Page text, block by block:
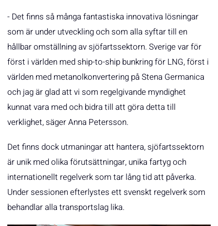
- Det finns så många fantastiska innovativa lösningar
som är under utveckling och som alla syftar till en
hållbar omställning av sjöfartssektorn. Sverige var för
först i världen med ship-to-ship bunkring för LNG, först i
världen med metanolkonvertering på Stena Germanica
och jag är glad att vi som regelgivande myndighet
kunnat vara med och bidra till att göra detta till
verklighet, säger Anna Petersson.
Det finns dock utmaningar att hantera, sjöfartssektorn
är unik med olika förutsättningar, unika fartyg och
internationellt regelverk som tar lång tid att påverka.
Under sessionen efterlystes ett svenskt regelverk som
behandlar alla transportslag lika.